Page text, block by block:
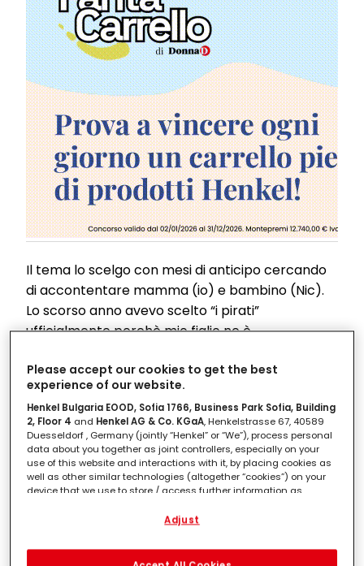
Il tema lo scelgo con mesi di anticipo cercando
di accontentare mamma (io) e bambino (Nic).
Lo scorso anno avevo scelto “i pirati”
ufficialmente perchè mio figlio ne è
vestire a righe bianche e rosse. Una tshirt a righe
non ho avuto il tempo di comprarla ed all’ultimo
minuto ho optato per un vestito con ancore,
avete mai sentito la frase
“PIRATI, ALL’ARREMBAGGIO, GETTATE LE
ANCORE?”.
molto in voga, quello del cibo, in perfetta
armonia conExpo 2015. Gli adulti avrebbero
Please accept our cookies to get the best
experience of our website.
Henkel Bulgaria EOOD, Sofia 1766, Business Park Sofia, Building
2, Floor 4 and Henkel AG & Co. KGaA, Henkelstrasse 67, 40589
Duesseldorf , Germany (jointly “Henkel” or “We”), process personal
data about you together as joint controllers, especially on your
use of this website and interactions with it, by placing cookies as
well as other similar technologies (altogether “cookies”) on your
device that we use to store / access further information as
joint controllers as designated in our Data Protection Statement
linked in the footer, Section “Cookies, Pixel, Fingerprints and similar
Adjust